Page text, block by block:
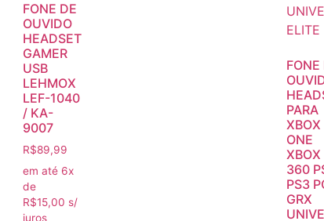
FONE DE
OUVIDO
HEADSET
GAMER
USB
LEHMOX
LEF-1040
/ KA-
9007
R$89,99
em até 6x
de
R$15,00 s/
juros
FONE
PARA
XBOX
ONE
XBOX
360
PS3
GRX